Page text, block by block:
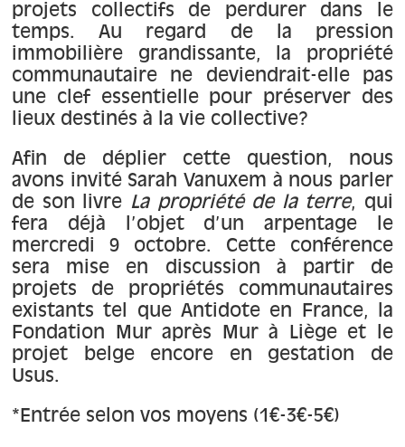
projets collectifs de perdurer dans le
temps. Au regard de la pression
immobilière grandissante, la propriété
communautaire ne deviendrait-elle pas
une clef essentielle pour préserver des
lieux destinés à la vie collective?
Afin de déplier cette question, nous
avons invité Sarah Vanuxem à nous parler
de son livre La propriété de la terre, qui
fera déjà l’objet d’un arpentage le
mercredi 9 octobre. Cette conférence
sera mise en discussion à partir de
projets de propriétés communautaires
existants tel que Antidote en France, la
Fondation Mur après Mur à Liège et le
projet belge encore en gestation de
Usus.
*Entrée selon vos moyens (1€-3€-5€)